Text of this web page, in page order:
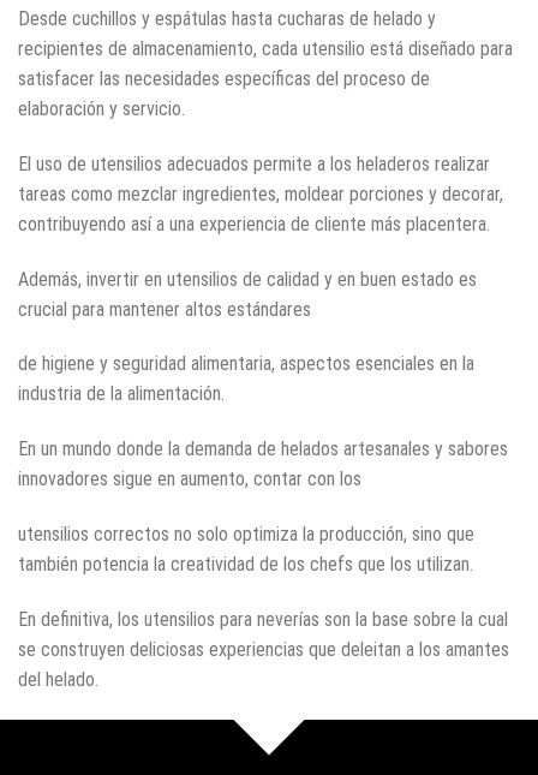
Desde cuchillos y espátulas hasta cucharas de helado y
recipientes de almacenamiento, cada utensilio está diseñado para
satisfacer las necesidades específicas del proceso de
elaboración y servicio.
El uso de utensilios adecuados permite a los heladeros realizar
tareas como mezclar ingredientes, moldear porciones y decorar,
contribuyendo así a una experiencia de cliente más placentera.
Además, invertir en utensilios de calidad y en buen estado es
crucial para mantener altos estándares
de higiene y seguridad alimentaria, aspectos esenciales en la
industria de la alimentación.
En un mundo donde la demanda de helados artesanales y sabores
innovadores sigue en aumento, contar con los
utensilios correctos no solo optimiza la producción, sino que
también potencia la creatividad de los chefs que los utilizan.
En definitiva, los utensilios para neverías son la base sobre la cual
se construyen deliciosas experiencias que deleitan a los amantes
del helado.